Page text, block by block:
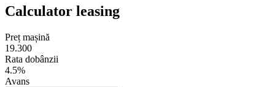
Calculator leasing
Preț mașină
19.300
Rata dobânzii
4.5%
Avans